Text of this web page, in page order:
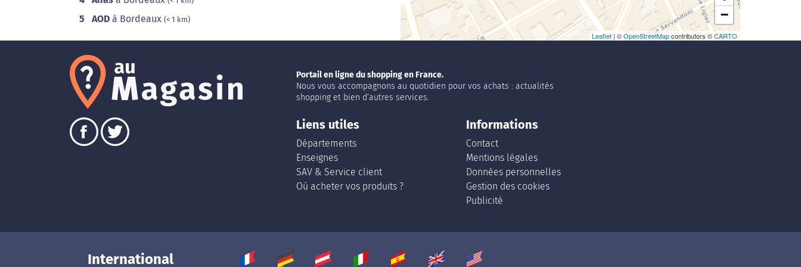
5 AOD à Bordeaux (< 1 km)
−
Leaflet | ©OpenStreetMapcontributors ©CARTO
Portail en ligne du shopping en France.
Nous vous accompagnons au quotidien pour vos achats : actualités
shopping et bien d’autres services.
Liens utiles
Départements
Enseignes
SAV & Service client
Où acheter vos produits ?
Informations
Contact
Mentions légales
Données personnelles
Gestion des cookies
Publicité
International